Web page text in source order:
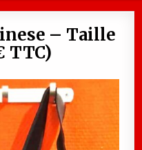
– Taille
TTC)